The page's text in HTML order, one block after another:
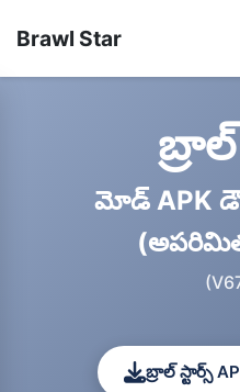
Brawl Star
బ్రాల్
మోడ్ APK
బ్రాల్ స్టార్స్